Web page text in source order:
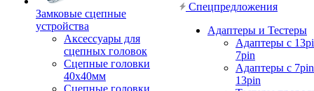
Замковые сцепные
устройства
Аксессуары для
сцепных головок
Сцепные головки
40x40мм
Сцепные головки
Спецпредложения
Адаптеры и Тестеры
Адаптеры с
7pin
Адаптеры с
13pin